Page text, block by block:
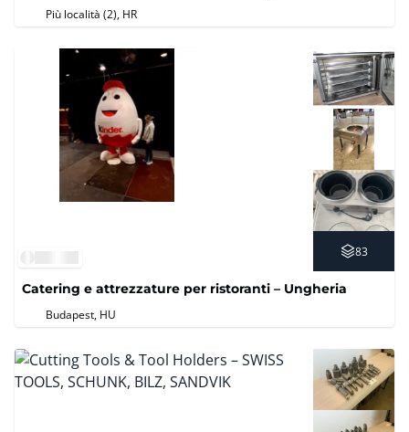
Più località (2) , HR
83
Catering e attrezzature per ristoranti – Ungheria
Budapest, HU